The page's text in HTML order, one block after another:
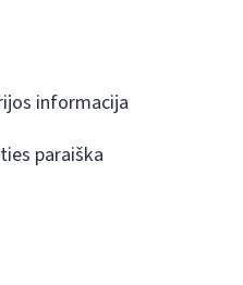
informacija
paraiška